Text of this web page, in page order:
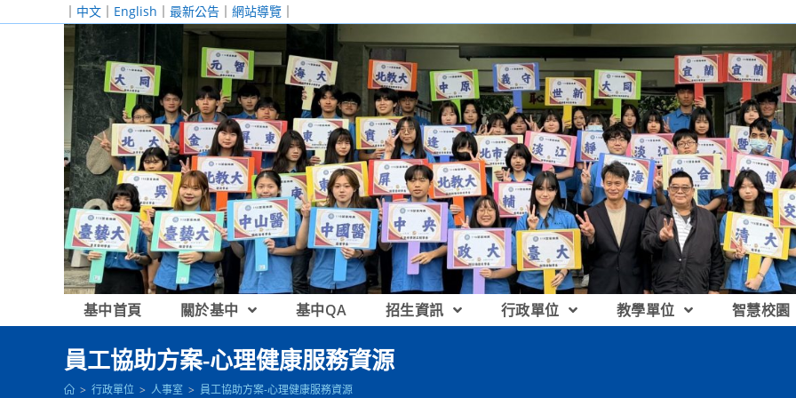
｜ 中文 ｜ English ｜ 最新公告 ｜ 網站導覽 ｜
基中首頁 關於基中 基中QA 招生資訊 行政單位 教學單位 智慧校園
員工協助方案-心理健康服務資源
> 行政單位 > 人事室 > 員工協助方案-心理健康服務資源